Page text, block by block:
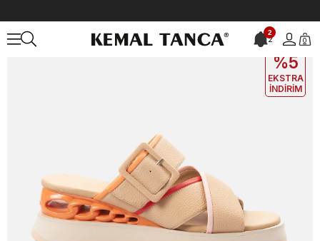
2
2 0
EKLE5
%5
EKSTRA
İNDİRİM